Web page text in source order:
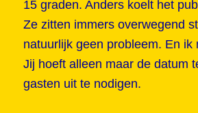
15 graden. Anders koelt het
Ze zitten immers overwegend
natuurlijk geen probleem. En ik
Jij hoeft alleen maar de datum
gasten uit te nodigen.